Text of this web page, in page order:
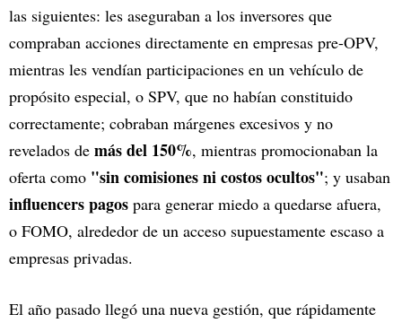
las siguientes: les aseguraban a los inversores que
compraban acciones directamente en empresas pre-OPV,
mientras les vendían participaciones en un vehículo de
propósito especial, o SPV, que no habían constituido
correctamente; cobraban márgenes excesivos y no
revelados de más del 150%, mientras promocionaban la
oferta como "sin comisiones ni costos ocultos"; y usaban
influencers pagos para generar miedo a quedarse afuera,
o FOMO, alrededor de un acceso supuestamente escaso a
empresas privadas.
El año pasado llegó una nueva gestión, que rápidamente